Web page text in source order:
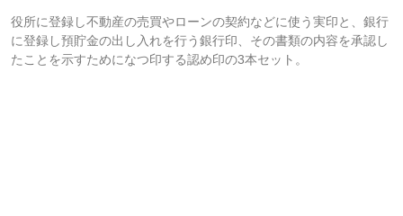
役所に登録し不動産の売買やローンの契約などに使う実印と、銀行
に登録し預貯金の出し入れを行う銀行印、その書類の内容を承認し
たことを示すためになつ印する認め印の3本セット。